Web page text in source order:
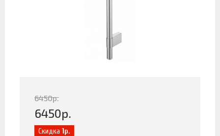
6450р.
6450р.
Скидка 1р.